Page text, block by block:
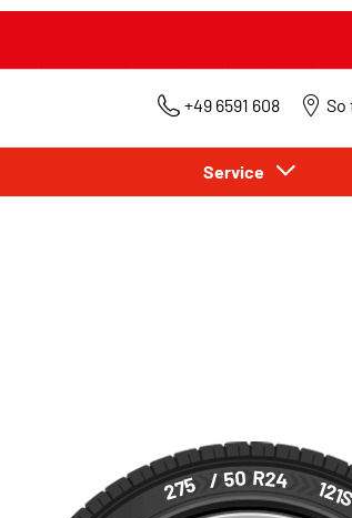
+49 6591 608 So
Service
275 / 50 R24 121